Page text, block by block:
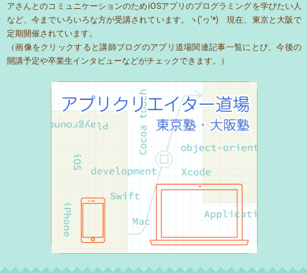
アさんとのコミュニケーションのためiOSアプリのプログラミングを学びたい人
など、今までいろいろな方が受講されています。ヽ('ヮ'*)ゝ現在、東京と大阪で
定期開催されています。
（画像をクリックすると講師ブログのアプリ道場関連記事一覧にとび、今後の
開講予定や卒業生インタビューなどがチェックできます。）